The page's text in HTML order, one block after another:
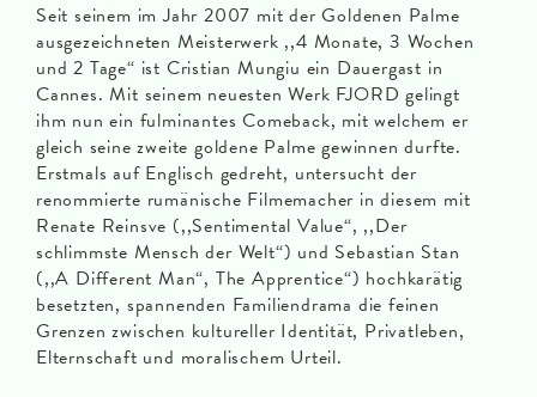
Seit seinem im Jahr 2007 mit der Goldenen Palme
ausgezeichneten Meisterwerk ,,4 Monate, 3 Wochen
und 2 Tage“ ist Cristian Mungiu ein Dauergast in
Cannes. Mit seinem neuesten Werk FJORD gelingt
ihm nun ein fulminantes Comeback, mit welchem er
gleich seine zweite goldene Palme gewinnen durfte.
Erstmals auf Englisch gedreht, untersucht der
renommierte rumänische Filmemacher in diesem mit
Renate Reinsve (,,Sentimental Value“, ,,Der
schlimmste Mensch der Welt“) und Sebastian Stan
(,,A Different Man“, The Apprentice“) hochkarätig
besetzten, spannenden Familiendrama die feinen
Grenzen zwischen kultureller Identität, Privatleben,
Elternschaft und moralischem Urteil.